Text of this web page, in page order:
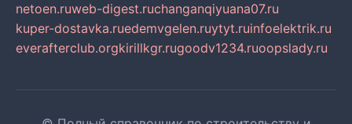
netoen.ruweb-digest.ruchanganqiyuana07.ru
kuper-dostavka.ruedemvgelen.ruytyt.ruinfoelektrik.ru
everafterclub.orgkirillkgr.rugoodv1234.ruoopslady.ru